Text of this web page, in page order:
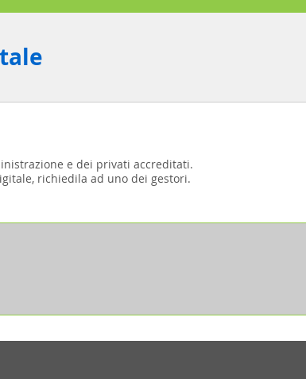
e dei privati accreditati.
richiedila ad uno dei gestori.